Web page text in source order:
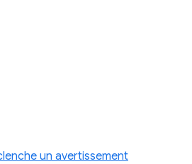
un avertissement